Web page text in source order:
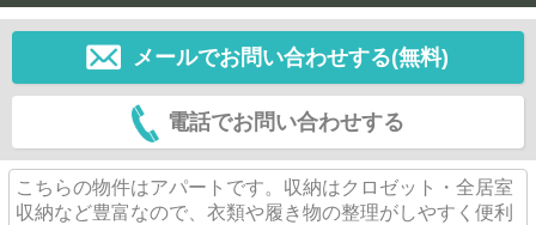
メールでお問い合わせする(無料)
電話でお問い合わせする
こちらの物件はアパートです。収納はクロゼット・全居室
収納など豊富なので、衣類や履き物の整理がしやすく便利